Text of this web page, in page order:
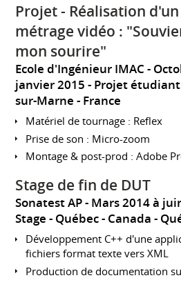
Projet - Réalisation
métrage vidéo :
mon sourire"
Ecole d'Ingénieur IMAC
janvier 2015 Projet étudiant
sur-Marne
France
Matériel de tournage : Reflex
Prise de son : Micro-zoom
Montage & post-prod : Adobe
Stage de fin de DUT
Sonatest AP
Mars 2014 à
Stage
Québec Canada -
Développement C++ d'une
fichiers format texte vers XML
Production de documentation